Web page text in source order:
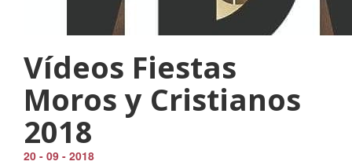
Vídeos Fiestas
Moros y Cristianos
2018
20 - 09 - 2018